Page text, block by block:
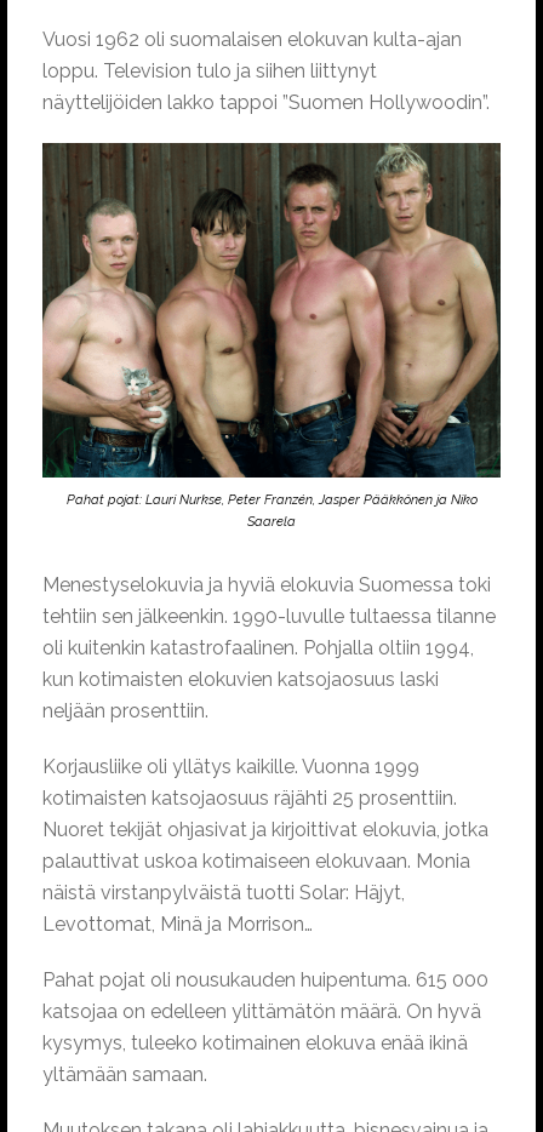
Vuosi 1962 oli suomalaisen elokuvan kulta-ajan
loppu. Television tulo ja siihen liittynyt
näyttelijöiden lakko tappoi ”Suomen Hollywoodin”.
Pahat pojat: Lauri Nurkse, Peter Franzén, Jasper Pääkkönen ja Niko
Saarela
Menestyselokuvia ja hyviä elokuvia Suomessa toki
tehtiin sen jälkeenkin. 1990-luvulle tultaessa tilanne
oli kuitenkin katastrofaalinen. Pohjalla oltiin 1994,
kun kotimaisten elokuvien katsojaosuus laski
neljään prosenttiin.
Korjausliike oli yllätys kaikille. Vuonna 1999
kotimaisten katsojaosuus räjähti 25 prosenttiin.
Nuoret tekijät ohjasivat ja kirjoittivat elokuvia, jotka
palauttivat uskoa kotimaiseen elokuvaan. Monia
näistä virstanpylväistä tuotti Solar: Häjyt,
Levottomat, Minä ja Morrison…
Pahat pojat oli nousukauden huipentuma. 615 000
katsojaa on edelleen ylittämätön määrä. On hyvä
kysymys, tuleeko kotimainen elokuva enää ikinä
yltämään samaan.